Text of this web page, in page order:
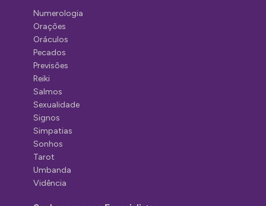
Numerologia
Orações
Oráculos
Pecados
Previsões
Reiki
Salmos
Sexualidade
Signos
Simpatias
Sonhos
Tarot
Umbanda
Vidência